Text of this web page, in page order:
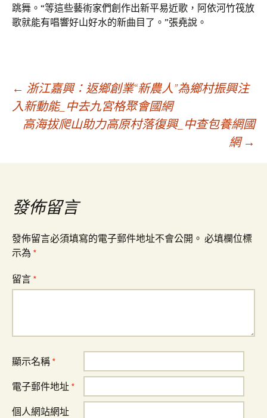
跳舞。“等這些藝術家們創作出新平易近歌，阿依河竹筏放
歌就能有唱響好山好水的新曲目了。”張堯說。
文
章
導
覽
← 浙江嘉興：返鄉創業“新農人”為鄉村振興注
入新動能_中去九宮格聚會國網
高海拔爬山助力高原村落復興_中查包養網國
網 →
發佈留言
發佈留言必須填寫的電子郵件地址不會公開。 必填欄位標
示為 *
留言 *
顯示名稱 *
電子郵件地址 *
個人網站網址